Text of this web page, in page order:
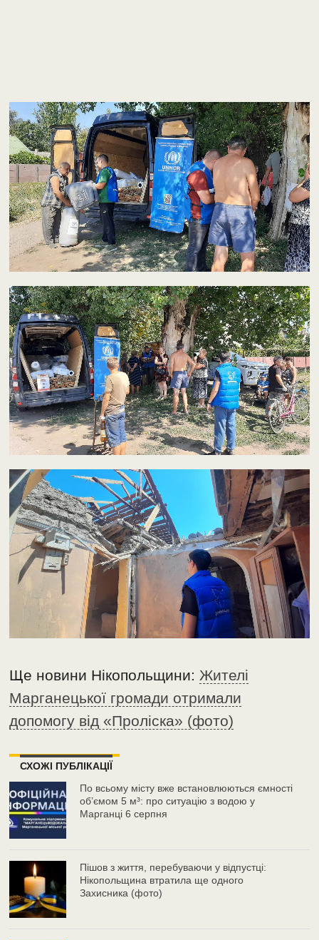
Ще новини Нікопольщини: Жителі
Марганецької громади отримали
допомогу від «Проліска» (фото)
СХОЖІ ПУБЛІКАЦІЇ
По всьому місту вже встановлюються ємності
об’ємом 5 м³: про ситуацію з водою у
Марганці 6 серпня
Пішов з життя, перебуваючи у відпустці:
Нікопольщина втратила ще одного
Захисника (фото)